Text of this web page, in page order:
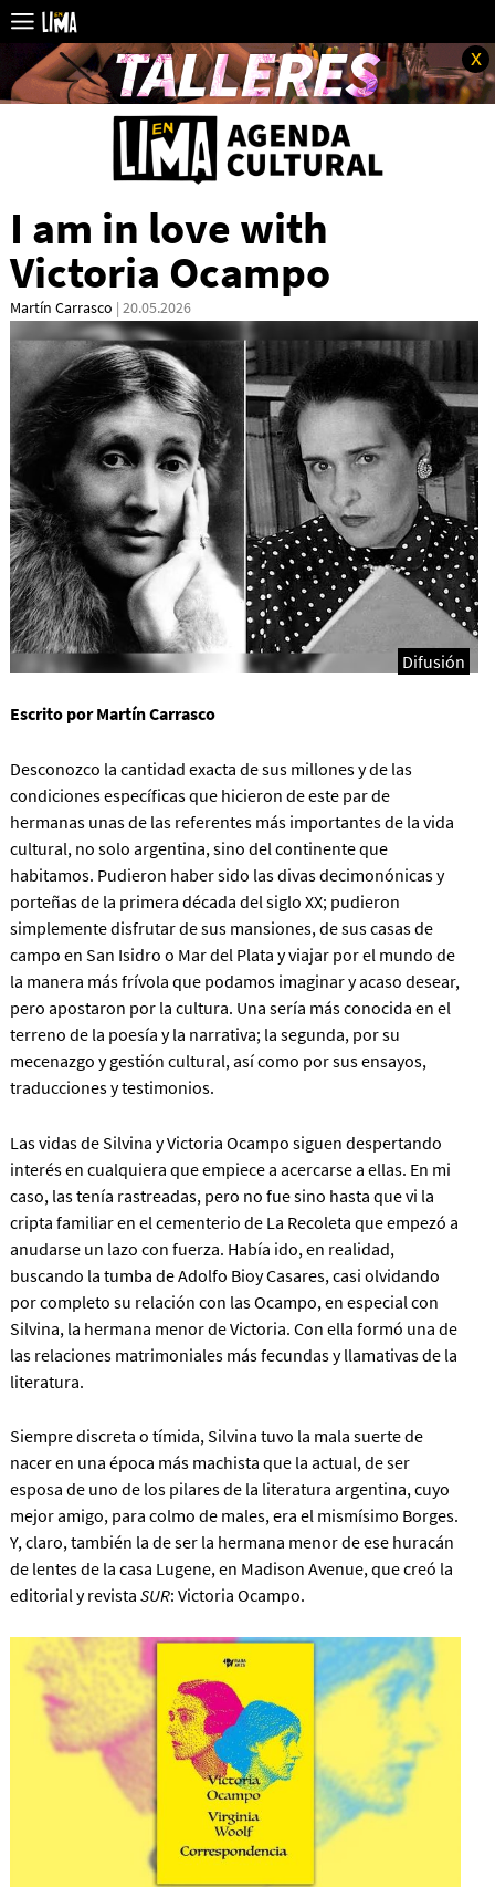
x
I am in love with
Victoria Ocampo
Martín Carrasco | 20.05.2026
Difusión
Escrito por Martín Carrasco
Desconozco la cantidad exacta de sus millones y de las
condiciones específicas que hicieron de este par de
hermanas unas de las referentes más importantes de la vida
cultural, no solo argentina, sino del continente que
habitamos. Pudieron haber sido las divas decimonónicas y
porteñas de la primera década del siglo XX; pudieron
simplemente disfrutar de sus mansiones, de sus casas de
campo en San Isidro o Mar del Plata y viajar por el mundo de
la manera más frívola que podamos imaginar y acaso desear,
pero apostaron por la cultura. Una sería más conocida en el
terreno de la poesía y la narrativa; la segunda, por su
mecenazgo y gestión cultural, así como por sus ensayos,
traducciones y testimonios.
Las vidas de Silvina y Victoria Ocampo siguen despertando
interés en cualquiera que empiece a acercarse a ellas. En mi
caso, las tenía rastreadas, pero no fue sino hasta que vi la
cripta familiar en el cementerio de La Recoleta que empezó a
anudarse un lazo con fuerza. Había ido, en realidad,
buscando la tumba de Adolfo Bioy Casares, casi olvidando
por completo su relación con las Ocampo, en especial con
Silvina, la hermana menor de Victoria. Con ella formó una de
las relaciones matrimoniales más fecundas y llamativas de la
literatura.
Siempre discreta o tímida, Silvina tuvo la mala suerte de
nacer en una época más machista que la actual, de ser
esposa de uno de los pilares de la literatura argentina, cuyo
mejor amigo, para colmo de males, era el mismísimo Borges.
Y, claro, también la de ser la hermana menor de ese huracán
de lentes de la casa Lugene, en Madison Avenue, que creó la
editorial y revista SUR: Victoria Ocampo.